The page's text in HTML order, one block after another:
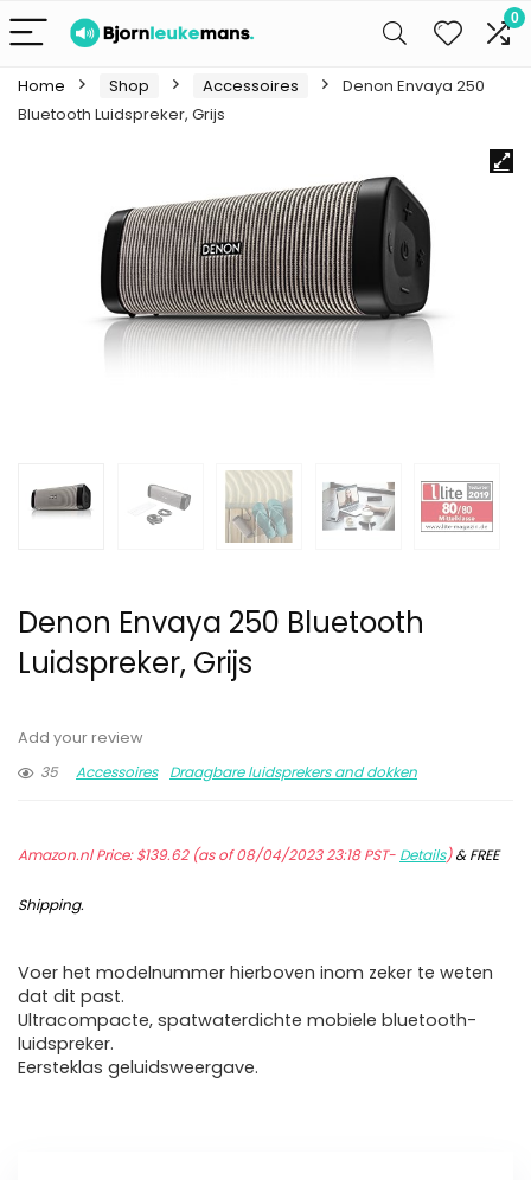
0
Home Shop Accessoires
Denon Envaya 250
Bluetooth Luidspreker, Grijs
Denon Envaya 250 Bluetooth
Luidspreker, Grijs
Add your review
35
Accessoires Draagbare luidsprekers and dokken
Amazon.nl Price:$139.62(as of 08/04/2023 23:18 PST- Details)&FREE
Shipping.
Voer het modelnummer hierboven inom zeker te weten
dat dit past.
Ultracompacte, spatwaterdichte mobiele bluetooth-
luidspreker.
Eersteklas geluidsweergave.